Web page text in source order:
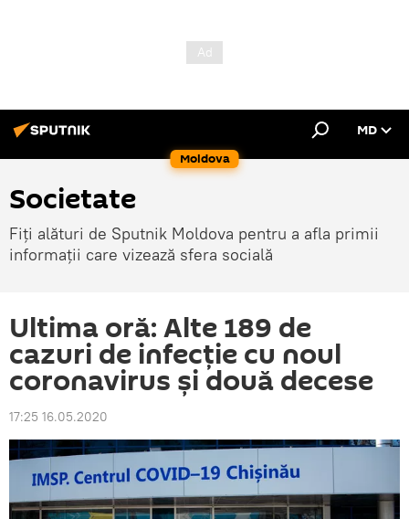
Moldova
MD
Societate
Fiți alături de Sputnik Moldova pentru a afla primii
informații care vizează sfera socială
Ultima oră: Alte 189 de
cazuri de infecție cu noul
coronavirus și două decese
17:25 16.05.2020